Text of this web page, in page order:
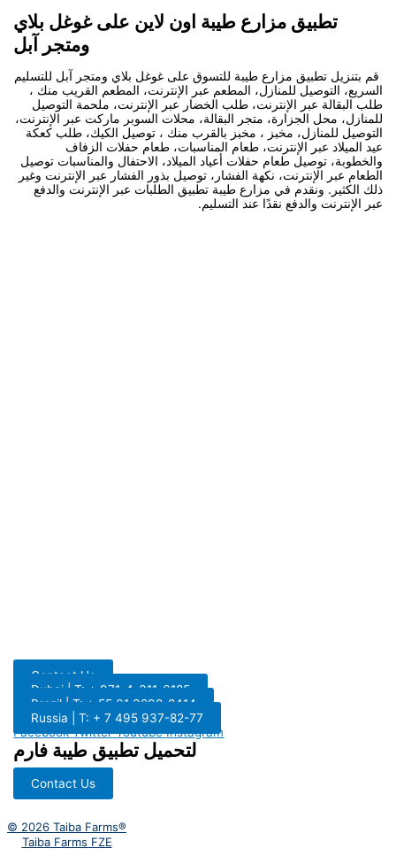
تطبيق مزارع طيبة اون لاين على غوغل بلاي
ومتجر آبل
قم بتنزيل تطبيق مزارع طيبة للتسوق على غوغل بلاي ومتجر آبل للتسليم
السريع، التوصيل للمنازل، المطعم عبر الإنترنت، المطعم القريب منك ،
طلب البقالة عبر الإنترنت، طلب الخضار عبر الإنترنت، ملحمة التوصيل
للمنازل، محل الجزارة، متجر البقالة، محلات السوبر ماركت عبر الإنترنت،
التوصيل للمنازل، مخبز ، مخبز بالقرب منك ، توصيل الكيك، طلب كعكة
عيد الميلاد عبر الإنترنت، طعام المناسبات، طعام حفلات الزفاف
والخطوبة، توصيل طعام حفلات أعياد الميلاد، الاحتفال والمناسبات توصيل
الطعام عبر الإنترنت، نكهة الفشار، توصيل بذور الفشار عبر الإنترنت وغير
ذلك الكثير. ونقدم في مزارع طيبة تطبيق الطلبات عبر الإنترنت والدفع
عبر الإنترنت والدفع نقدًا عند التسليم.
Contact Us
Dubai | T: + 971-4-311-6185
Brazil | T: + 55 61 3298-8414
Russia | T: + 7 495 937-82-77
Facebook Twitter Youtube Instagram
لتحميل تطبيق طيبة فارم
Contact Us
© 2026 Taiba Farms®
Taiba Farms FZE